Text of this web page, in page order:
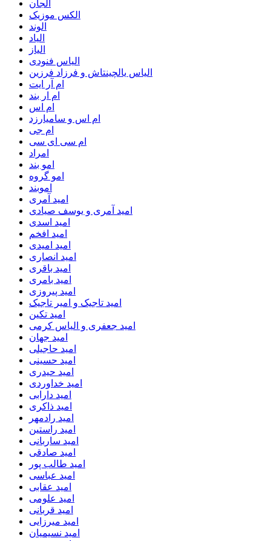
الجان
الکس موزیک
الوند
الیاد
الیاز
الیاس فنودی
الیاس یالچینتاش و فرزاد فرزین
ام آر ایت
ام‌ ار بند
ام اس
ام اس و سامیارزد
ام جی
ام سی ای سی
امراد
امو بند
امو گروه
اموبند
امید آمری
امید آمری و یوسف صیادی
امید اسدی
امید افخم
امید امیدی
امید انصاری
امید باقری
امید بامری
امید پیروزی
امید تاجیک و امیر تاجیک
امید تکین
امید جعفری و الیاس کرمی
امید جهان
امید حاجیلی
امید حسینی
امید حیدری
امید خداوردی
امید دارابی
امید ذاکری
امید رادمهر
امید راستین
امید ساربانی
امید صادقی
امید طالب پور
امید عباسی
امید عقابی
امید علومی
امید قربانی
امید میرزایی
امید نسیمیان